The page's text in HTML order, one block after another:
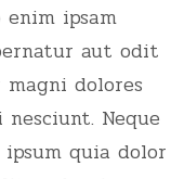
ipsam
aut odit
dolores
Neque
quia dolor